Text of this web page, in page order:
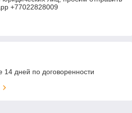
+77022828009
14 дней по договоренности